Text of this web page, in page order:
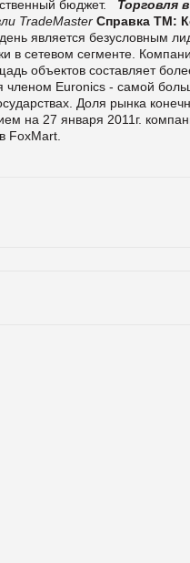
бюджет.
Торговля
TradeMaster Справка ТМ:
является безусловным
в сетевом сегменте.
объектов составляет
членом Euronics - самой
Доля рынка
на 27 января 2011г.
FoxMart